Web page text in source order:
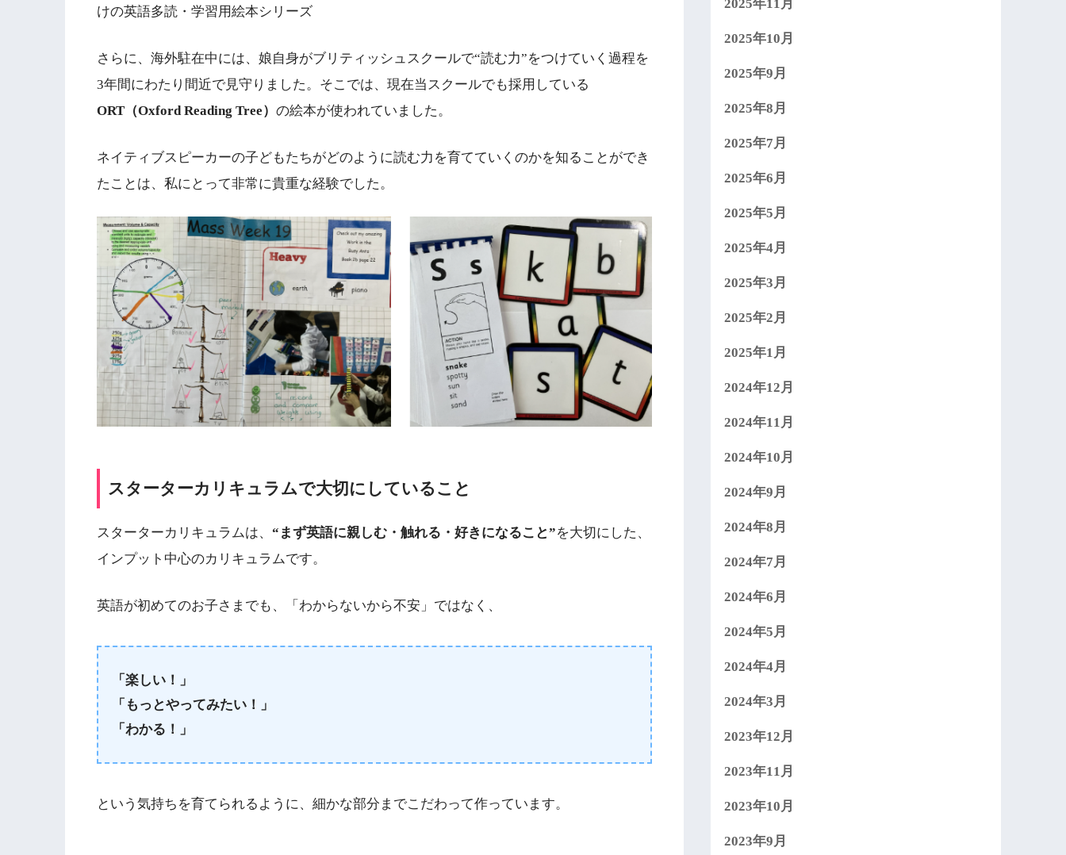
けの英語多読・学習用絵本シリーズ
さらに、海外駐在中には、娘自身がブリティッシュスクールで“読む力”をつけていく過程を
3年間にわたり間近で見守りました。そこでは、現在当スクールでも採用している
ORT（Oxford Reading Tree） の絵本が使われていました。
ネイティブスピーカーの子どもたちがどのように読む力を育てていくのかを知ることができ
たことは、私にとって非常に貴重な経験でした。
スターターカリキュラムで大切にしていること
スターターカリキュラムは、 “まず英語に親しむ・触れる・好きになること”を大切にした、
インプット中心のカリキュラムです。
英語が初めてのお子さまでも、「わからないから不安」ではなく、
「楽しい！」
「もっとやってみたい！」
「わかる！」
という気持ちを育てられるように、細かな部分までこだわって作っています。
2025年11月
2025年10月
2025年9月
2025年8月
2025年7月
2025年6月
2025年5月
2025年4月
2025年3月
2025年2月
2025年1月
2024年12月
2024年11月
2024年10月
2024年9月
2024年8月
2024年7月
2024年6月
2024年5月
2024年4月
2024年3月
2023年12月
2023年11月
2023年10月
2023年9月